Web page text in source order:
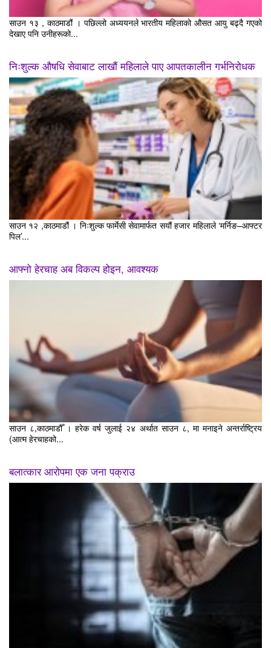
साउन १३ , काठमाडौं । पछिल्लो अध्ययनले भारतीय महिलाको औसत आयु बढ्दै गएको
देखाए पनि उनीहरूको...
निःशुल्क औषधि सेवाबाट लाखौं महिलाले पाए आपतकालीन गर्भनिरोधक
साउन १२ ,काठमाडौं । निःशुल्क फार्मेसी सेवामार्फत सयौं हजार महिलाले ‘मर्निङ–आफ्टर
पिल’...
आफ्नो हेरचाह अब विकल्प होइन, आवश्यक
साउन ८,काठमाडौँ । हरेक वर्ष जुलाई २४ अर्थात साउन ८, मा मनाइने अन्तर्राष्ट्रिय
(आत्म हेरचाहको...
बलात्कार आरोपमा एक जना पक्राउ